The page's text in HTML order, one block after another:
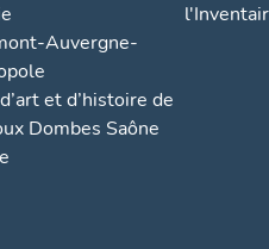
Auvergne-
et d’histoire de
Dombes Saône